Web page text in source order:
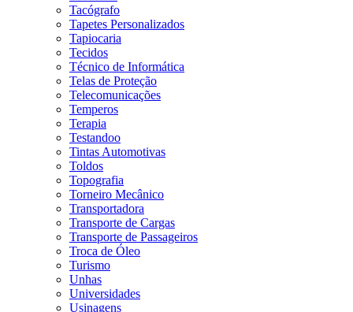
Tacógrafo
Tapetes Personalizados
Tapiocaria
Tecidos
Técnico de Informática
Telas de Proteção
Telecomunicações
Temperos
Terapia
Testandoo
Tintas Automotivas
Toldos
Topografia
Torneiro Mecânico
Transportadora
Transporte de Cargas
Transporte de Passageiros
Troca de Óleo
Turismo
Unhas
Universidades
Usinagens